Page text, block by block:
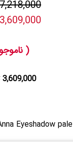
7,218,000 تومن
3,609,000 تومن
(
3,609,000 تومان
Eyeshadow